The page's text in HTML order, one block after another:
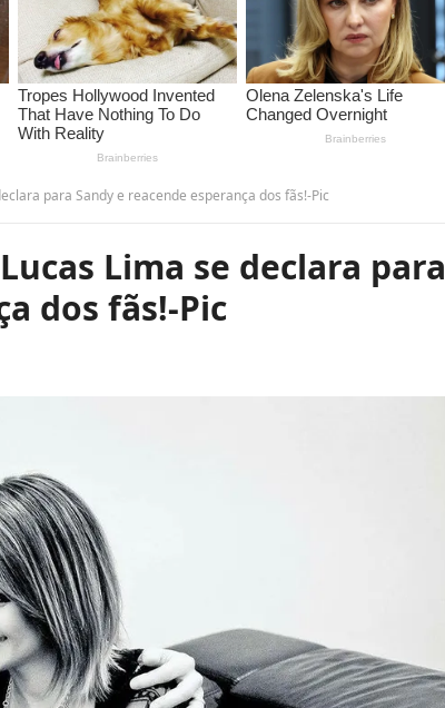
para Sandy e reacende esperança dos fãs!-Pic
Lucas Lima se declara para
dos fãs!-Pic